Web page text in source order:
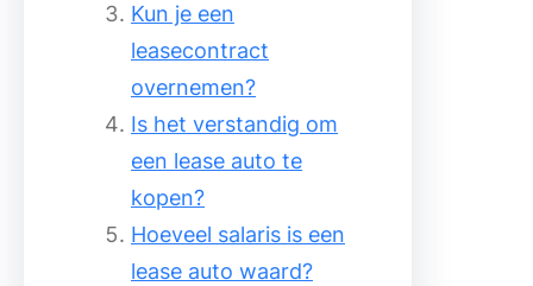
Kun je een
leasecontract
overnemen?
Is het verstandig om
een lease auto te
kopen?
Hoeveel salaris is een
lease auto waard?